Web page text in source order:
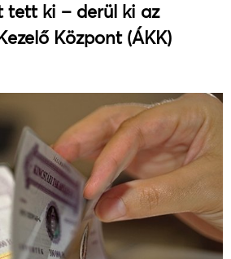
ki – derül ki az
Központ (ÁKK)